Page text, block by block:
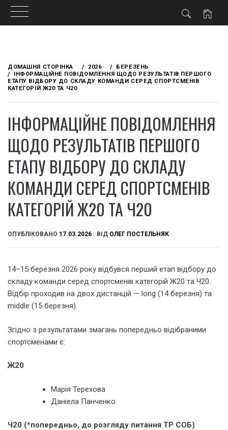
content
ДОМАШНЯ СТОРІНКА 2026
БЕРЕЗЕНЬ
ІНФОРМАЦІЙНЕ ПОВІДОМЛЕННЯ ЩОДО РЕЗУЛЬТАТІВ ПЕРШОГО
ЕТАПУ ВІДБОРУ ДО СКЛАДУ КОМАНДИ СЕРЕД СПОРТСМЕНІВ
КАТЕГОРІЙ Ж20 ТА Ч20
ІНФОРМАЦІЙНЕ ПОВІДОМЛЕННЯ
ЩОДО РЕЗУЛЬТАТІВ ПЕРШОГО
ЕТАПУ ВІДБОРУ ДО СКЛАДУ
КОМАНДИ СЕРЕД СПОРТСМЕНІВ
КАТЕГОРІЙ Ж20 ТА Ч20
ОПУБЛІКОВАНО 17.03.2026 ВІД ОЛЕГ ПОСТЕЛЬНЯК
14–15 березня 2026 року відбувся перший етап відбору до
складу команди серед спортсменів категорій Ж20 та Ч20.
Відбір проходив на двох дистанцій — long (14 березня) та
middle (15 березня).
Згідно з результатами змагань попередньо відібраними
спортсменами є:
Ж20
Марія Терехова
Даніела Панченко
Ч20 (*попередньо, до розгляду питання ТР СОБ)